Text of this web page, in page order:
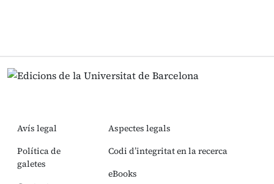
Avís legal
Política de
galetes
Aspectes legals
Codi d’integritat en la recerca
eBooks